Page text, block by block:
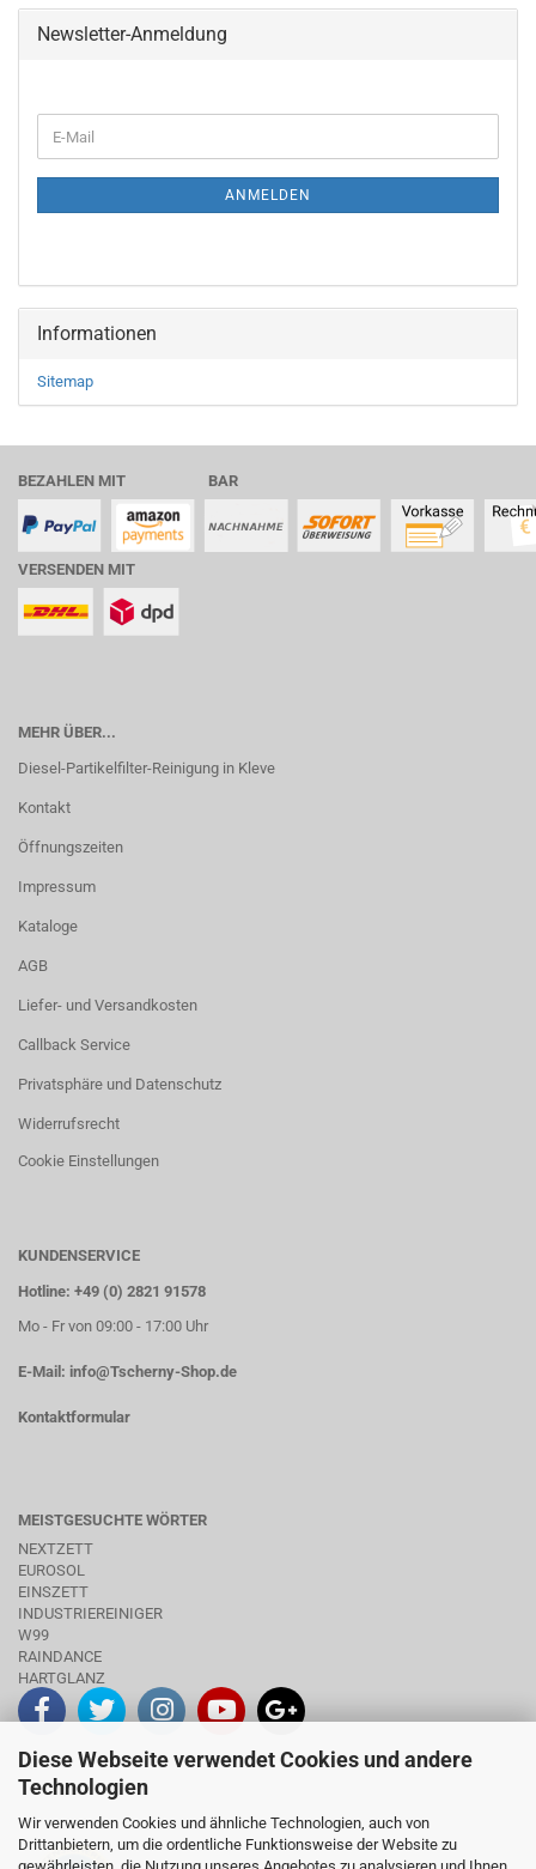
Diese Webseite verwendet Cookies und andere
Technologien
Wir verwenden Cookies und ähnliche Technologien, auch von
Drittanbietern, um die ordentliche Funktionsweise der Website zu
gewährleisten, die Nutzung unseres Angebotes zu analysieren und Ihnen
Newsletter-Anmeldung
ZUR
E-
Mail
ANMELDEN
Informationen
Sitemap
BEZAHLEN MIT BAR
VERSENDEN MIT
MEHR ÜBER...
Diesel-Partikelfilter-Reinigung in Kleve
Kontakt
Öffnungszeiten
Impressum
Kataloge
AGB
Liefer- und Versandkosten
Callback Service
Privatsphäre und Datenschutz
Widerrufsrecht
Cookie Einstellungen
KUNDENSERVICE
Hotline: +49 (0) 2821 91578
Mo - Fr von 09:00 - 17:00 Uhr
E-Mail: info@Tscherny-Shop.de
Kontaktformular
MEISTGESUCHTE WÖRTER
NEXTZETT
EUROSOL
EINSZETT
INDUSTRIEREINIGER
W99
RAINDANCE
HARTGLANZ
INFO